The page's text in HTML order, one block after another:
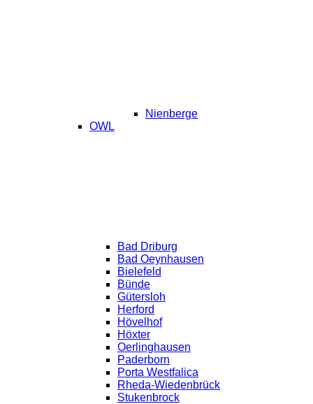
Nienberge
OWL
Bad Driburg
Bad Oeynhausen
Bielefeld
Bünde
Gütersloh
Herford
Hövelhof
Höxter
Oerlinghausen
Paderborn
Porta Westfalica
Rheda-Wiedenbrück
Stukenbrock